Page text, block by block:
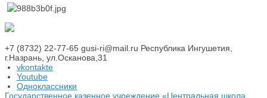
+7 (8732) 22-77-65 gusi-ri@mail.ru Республика Ингушетия,
г.Назрань, ул.Осканова,31
vkontakte
Youtube
Одноклассники
Государственное казенное учреждение «Центральная школа